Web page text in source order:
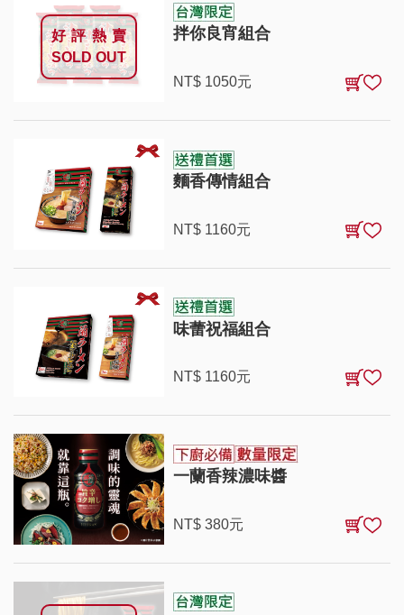
好評熱賣
SOLD OUT
拌你良宵組合
NT$ 1050元
麵香傳情組合
NT$ 1160元
味蕾祝福組合
NT$ 1160元
一蘭香辣濃味醬
NT$380元